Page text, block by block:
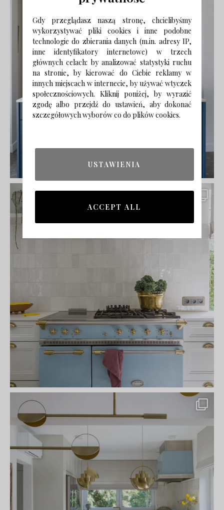
Gdy przeglądasz naszą stronę, chcielibyśmy
wykorzystywać pliki cookies i inne podobne
technologie do zbierania danych (m.in. adresy IP,
inne identyfikatory internetowe) w trzech
głównych celach: by analizować statystyki ruchu
na stronie, by kierować do Ciebie reklamy w
innych miejscach w internecie, by używać wtyczek
społecznościowych. Kliknij poniżej, by wyrazić
zgodę albo przejdź do ustawień, aby dokonać
szczegółowych wyborów co do plików cookies.
USTAWIENIA
ACCEPT ALL